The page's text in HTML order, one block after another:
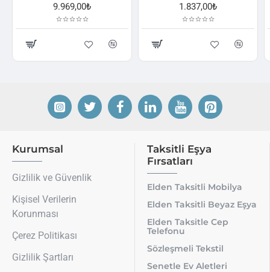
9.969,00₺ 1.837,00₺
Kurumsal
Gizlilik ve Güvenlik
Kişisel Verilerin
Korunması
Çerez Politikası
Gizlilik Şartları
Taksitli Eşya
Fırsatları
Elden Taksitli Mobilya
Elden Taksitli Beyaz Eşya
Elden Taksitle Cep
Telefonu
Sözleşmeli Tekstil
Senetle Ev Aletleri